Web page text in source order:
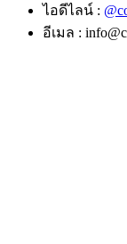
ไอดีไลน์ :
อีเมล :